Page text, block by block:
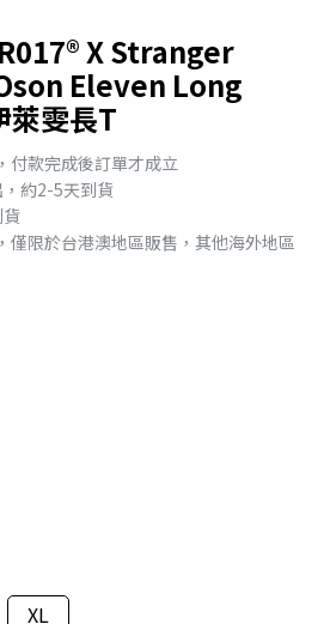
X Stranger
Eleven Long
雯長T
付款完成後訂單才成立
約2-5天到貨
僅限於台港澳地區販售，其他海外地區
XL